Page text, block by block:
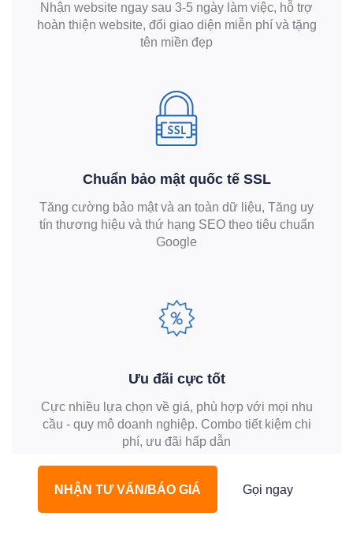
Nhận website ngay sau 3-5 ngày làm việc, hỗ trợ
hoàn thiện website, đổi giao diện miễn phí và tặng
tên miền đẹp
Chuẩn bảo mật quốc tế SSL
Tăng cường bảo mật và an toàn dữ liệu, Tăng uy
tín thương hiệu và thứ hạng SEO theo tiêu chuẩn
Google
Ưu đãi cực tốt
Cực nhiều lựa chọn về giá, phù hợp với mọi nhu
cầu - quy mô doanh nghiệp. Combo tiết kiệm chi
phí, ưu đãi hấp dẫn
NHẬN TƯ VẤN/BÁO GIÁ Gọi ngay